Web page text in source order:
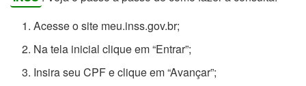
Acesse o site meu.inss.gov.br;
Na tela inicial clique em “Entrar”;
Insira seu CPF e clique em “Avançar”;